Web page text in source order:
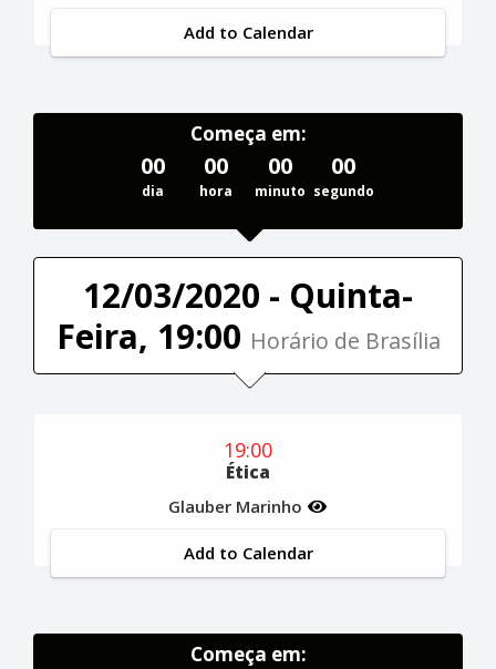
Add to Calendar
Começa em:
00
dia
00
hora
00
minuto
00
segundo
12/03/2020 - Quinta-
Feira, 19:00 Horário de Brasília
19:00
Ética
Glauber Marinho
Add to Calendar
Começa em: